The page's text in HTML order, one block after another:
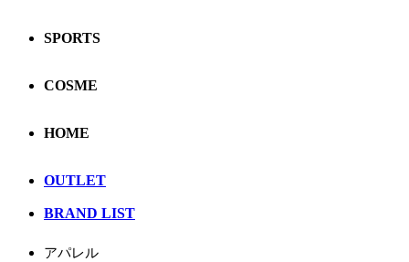
SPORTS
COSME
HOME
OUTLET
BRAND LIST
アパレル